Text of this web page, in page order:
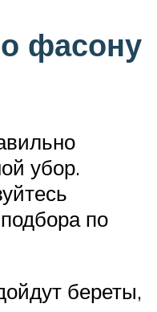
фасону
убор.
по
береты,